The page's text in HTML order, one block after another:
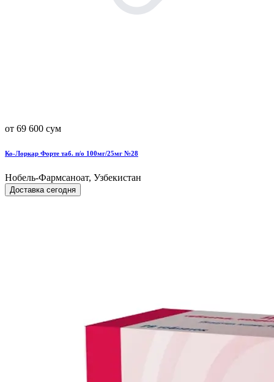
от 69 600 сум
Ко-Лоркар Форте таб. п/о 100мг/25мг №28
Нобель-Фармсаноат, Узбекистан
Доставка сегодня